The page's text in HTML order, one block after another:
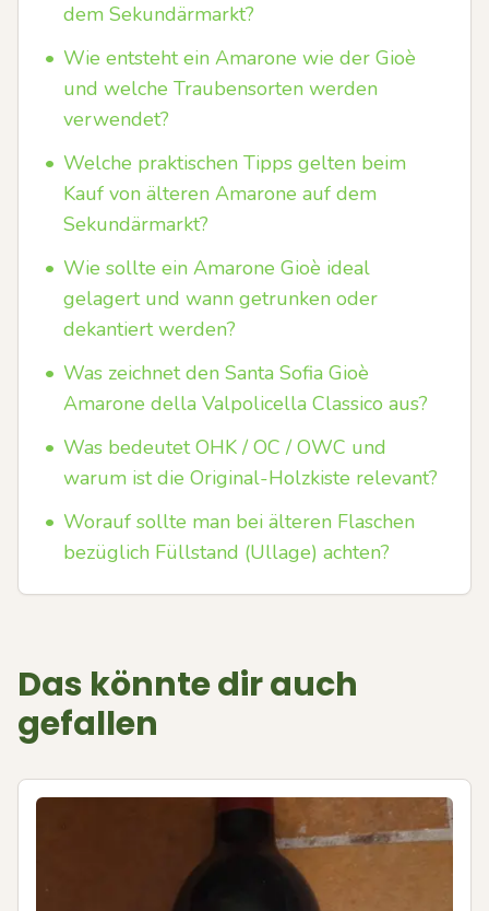
dem Sekundärmarkt?
• Wie entsteht ein Amarone wie der Gioè
und welche Traubensorten werden
verwendet?
• Welche praktischen Tipps gelten beim
Kauf von älteren Amarone auf dem
Sekundärmarkt?
• Wie sollte ein Amarone Gioè ideal
gelagert und wann getrunken oder
dekantiert werden?
• Was zeichnet den Santa Sofia Gioè
Amarone della Valpolicella Classico aus?
• Was bedeutet OHK / OC / OWC und
warum ist die Original-Holzkiste relevant?
• Worauf sollte man bei älteren Flaschen
bezüglich Füllstand (Ullage) achten?
Das könnte dir auch
gefallen